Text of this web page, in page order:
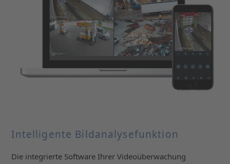
Intelligente Bildanalysefunktion
Die integrierte Software Ihrer Videoüberwachung